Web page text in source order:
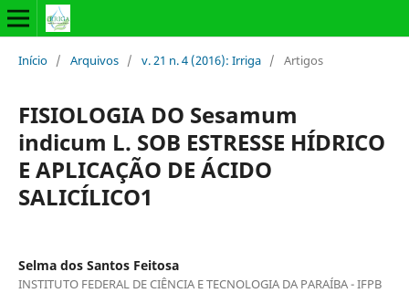
Início / Arquivos / v. 21 n. 4 (2016): Irriga / Artigos
FISIOLOGIA DO Sesamum
indicum L. SOB ESTRESSE HÍDRICO
E APLICAÇÃO DE ÁCIDO
SALICÍLICO1
Selma dos Santos Feitosa
INSTITUTO FEDERAL DE CIÊNCIA E TECNOLOGIA DA PARAÍBA - IFPB